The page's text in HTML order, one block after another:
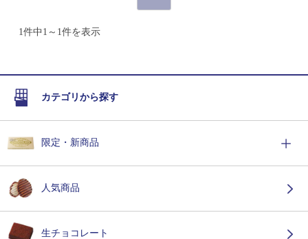
1件中1～1件を表示
カテゴリから探す
限定・新商品
人気商品
生チョコレート